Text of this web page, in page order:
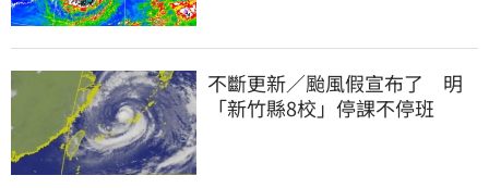
不斷更新／颱風假宣布了 明
「新竹縣8校」停課不停班